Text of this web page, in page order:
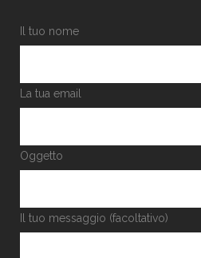
Il tuo nome
La tua email
Oggetto
Il tuo messaggio (facoltativo)